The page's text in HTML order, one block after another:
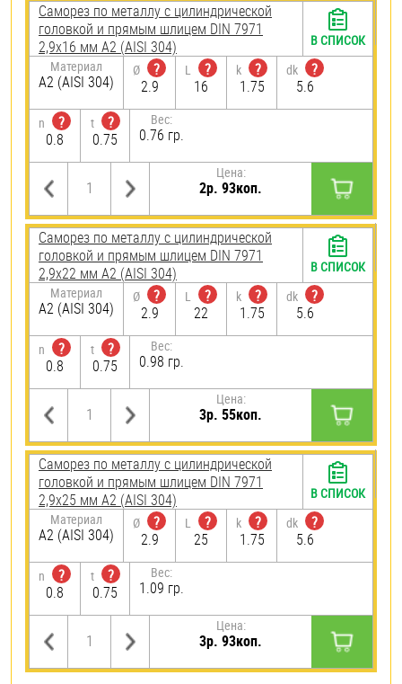
Саморез по металлу с цилиндрической
головкой и прямым шлицем DIN 7971
2,9х16 мм А2 (AISI 304)
Материал
А2 (AISI 304)
Ø
?
2.9
L
?
16
k
?
1.75
dk
?
5.6
n
?
0.8
t
?
0.75
Вес:
0.76 гр.
Цена:
2р. 93коп.
В СПИСОК
Саморез по металлу с цилиндрической
головкой и прямым шлицем DIN 7971
2,9х22 мм А2 (AISI 304)
Материал
А2 (AISI 304)
Ø
?
2.9
L
?
22
k
?
1.75
dk
?
5.6
n
?
0.8
t
?
0.75
Вес:
0.98 гр.
Цена:
3р. 55коп.
В СПИСОК
Саморез по металлу с цилиндрической
головкой и прямым шлицем DIN 7971
2,9х25 мм А2 (AISI 304)
Материал
А2 (AISI 304)
Ø
?
2.9
L
?
25
k
?
1.75
dk
?
5.6
n
?
0.8
t
?
0.75
Вес:
1.09 гр.
Цена:
3р. 93коп.
В СПИСОК